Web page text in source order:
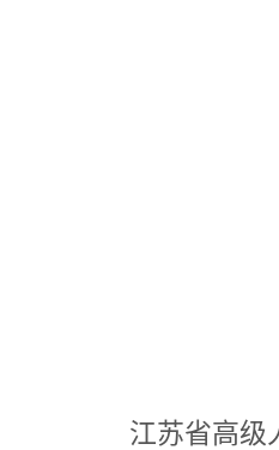
江苏省高级